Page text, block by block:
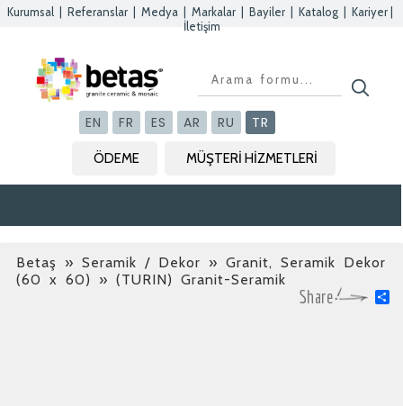
Kurumsal Referanslar Medya Markalar Bayiler Katalog Kariyer
İletişim
EN FR ES AR RU TR
ÖDEME MÜŞTERİ HİZMETLERİ
Betaş » Seramik / Dekor » Granit, Seramik Dekor
(60 x 60)
» (TURIN) Granit-Seramik